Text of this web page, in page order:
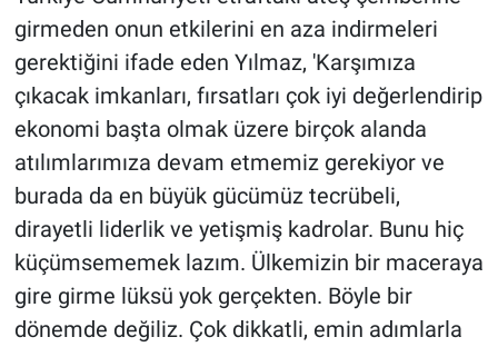
girmeden onun etkilerini en aza indirmeleri
gerektiğini ifade eden Yılmaz, 'Karşımıza
çıkacak imkanları, fırsatları çok iyi değerlendirip
ekonomi başta olmak üzere birçok alanda
atılımlarımıza devam etmemiz gerekiyor ve
burada da en büyük gücümüz tecrübeli,
dirayetli liderlik ve yetişmiş kadrolar. Bunu hiç
küçümsememek lazım. Ülkemizin bir maceraya
gire girme lüksü yok gerçekten. Böyle bir
dönemde değiliz. Çok dikkatli, emin adımlarla